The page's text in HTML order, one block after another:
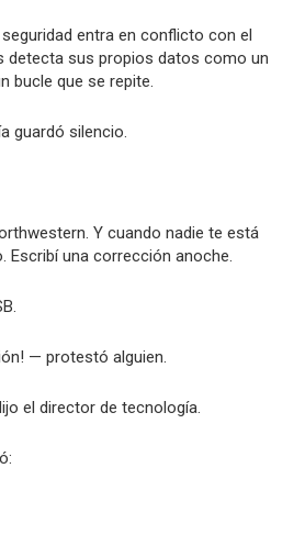
entra en conflicto con el
detecta sus propios datos como un
bucle que se repite.
guardó silencio.
Y cuando nadie te está
Escribí una corrección anoche.
— protestó alguien.
el director de tecnología.